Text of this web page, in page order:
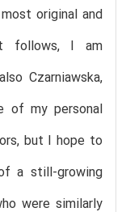
original and
follows, I am
Czarniawska,
of my personal
but I hope to
a still-growing
were similarly